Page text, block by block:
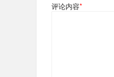
评论内容*